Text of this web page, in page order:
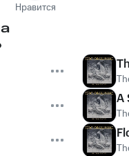
Нравится
A